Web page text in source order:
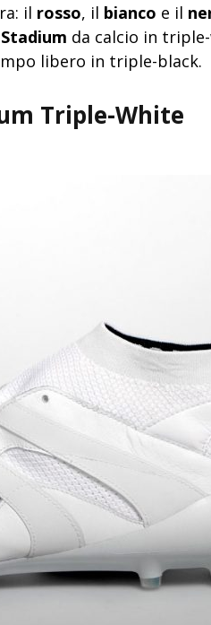
il rosso, il bianco e il
Stadium da calcio in
libero in triple-black.
Triple-White